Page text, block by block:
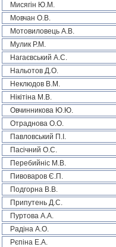
Мисягін Ю.М.
Мовчан О.В.
Мотовиловець А.В.
Мулик Р.М.
Нагаєвський А.С.
Нальотов Д.О.
Неклюдов В.М.
Нікітіна М.В.
Овчинникова Ю.Ю.
Отраднова О.О.
Павловський П.І.
Пасічний О.С.
Перебийніс М.В.
Пивоваров Є.П.
Подгорна В.В.
Припутень Д.С.
Пуртова А.А.
Радіна А.О.
Рєпіна Е.А.